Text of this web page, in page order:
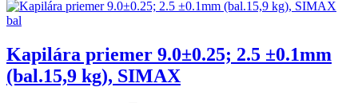
Kapilára priemer 9.0±0.25; 2.5 ±0.1mm
(bal.15,9 kg), SIMAX